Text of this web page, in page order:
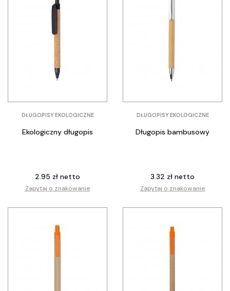
DŁUGOPISY EKOLOGICZNE
Ekologiczny długopis
2.95 zł netto
Zapytaj o znakowanie
DŁUGOPISY EKOLOGICZNE
Długopis bambusowy
3.32 zł netto
Zapytaj o znakowanie